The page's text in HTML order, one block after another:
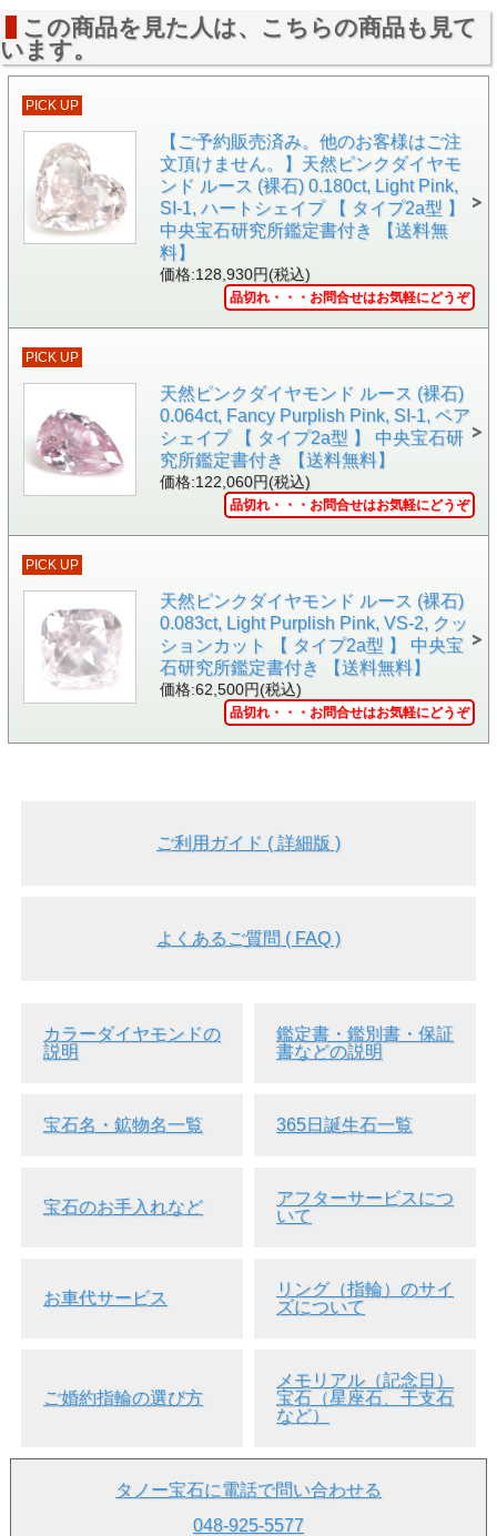
▲AGTジェムラボラトリー ソーティング画像
この商品を見た人は、こちらの商品も見て
います。
PICK UP
【ご予約販売済み。他のお客様はご注
文頂けません。】天然ピンクダイヤモ
ンド ルース (裸石) 0.180ct, Light Pink,
SI-1, ハートシェイプ 【 タイプ2a型 】
中央宝石研究所鑑定書付き 【送料無
料】
価格:128,930円(税込)
品切れ・・・お問合せはお気軽にどうぞ
PICK UP
天然ピンクダイヤモンド ルース (裸石)
0.064ct, Fancy Purplish Pink, SI-1, ペア
シェイプ 【 タイプ2a型 】 中央宝石研
究所鑑定書付き 【送料無料】
価格:122,060円(税込)
品切れ・・・お問合せはお気軽にどうぞ
PICK UP
天然ピンクダイヤモンド ルース (裸石)
0.083ct, Light Purplish Pink, VS-2, クッ
ションカット 【 タイプ2a型 】 中央宝
石研究所鑑定書付き 【送料無料】
価格:62,500円(税込)
品切れ・・・お問合せはお気軽にどうぞ
ご利用ガイド ( 詳細版 )
よくあるご質問 ( FAQ )
カラーダイヤモンドの
説明
鑑定書・鑑別書・保証
書などの説明
宝石名・鉱物名一覧 365日誕生石一覧
宝石のお手入れなど
アフターサービスにつ
いて
お車代サービス
リング（指輪）のサイ
ズについて
ご婚約指輪の選び方
メモリアル（記念日）
宝石（星座石、干支石
など）
タノー宝石に電話で問い合わせる
048-925-5577